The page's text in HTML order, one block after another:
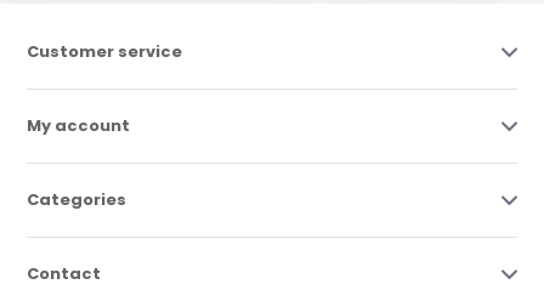
Customer service
My account
Categories
Contact